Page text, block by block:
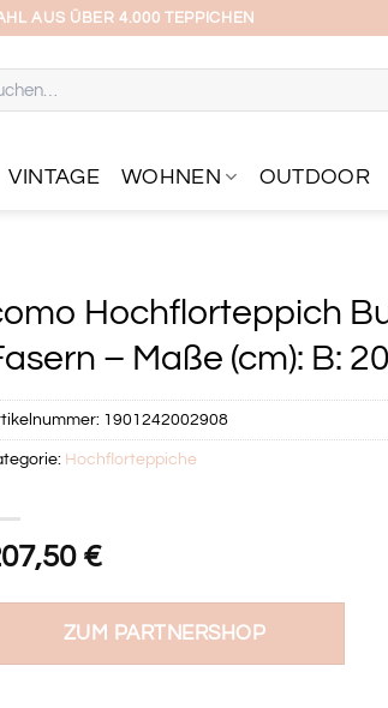
AUS ÜBER 4.000 TEPPICHEN
VINTAGE WOHNEN OUTDOOR
Hochflorteppich
– Maße (cm): B:
€
ZUM PARTNERSHOP
1901242002908
Hochflorteppiche